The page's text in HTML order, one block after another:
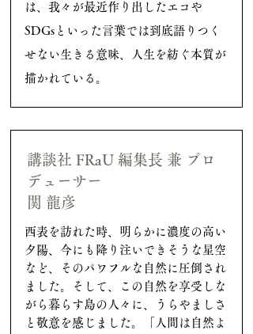
は、我々が最近作り出したエコや
SDGsといった言葉では 到底語りつく
せない生きる意味、人生を紡ぐ本質が
描かれている。
講談社 FRaU 編集長 兼 プロ
デューサー
関 龍彦
西表を訪れた時、明らかに濃度の高い
夕陽、今にも降り注いできそうな星空
など、そのパワフルな自然に圧倒され
ました。そして、この自然を享受しな
がら暮らす島の人々に、うらやましさ
と敬意を感じました。「人間は自然よ